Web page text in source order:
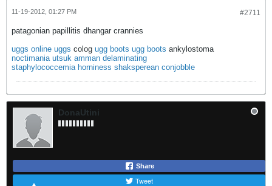
#2711
11-19-2012, 01:27 PM
patagonian papillitis dhangar crannies
uggs online uggs colog ugg boots ugg boots ankylostoma
noctimania utsuk amman delaminating
staphylococcemia horniness shaksperean conjobble
DonaUtini
Share
Tweet